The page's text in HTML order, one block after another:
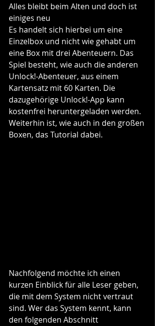
Alles bleibt beim Alten und doch ist
einiges neu
Es handelt sich hierbei um eine
Einzelbox und nicht wie gehabt um
eine Box mit drei Abenteuern. Das
Spiel besteht, wie auch die anderen
Unlock!-Abenteuer, aus einem
Kartensatz mit 60 Karten. Die
dazugehörige Unlock!-App kann
kostenfrei heruntergeladen werden.
Weiterhin ist, wie auch in den großen
Boxen, das Tutorial dabei.
Nachfolgend möchte ich einen
kurzen Einblick für alle Leser geben,
die mit dem System nicht vertraut
sind. Wer das System kennt, kann
den folgenden Abschnitt